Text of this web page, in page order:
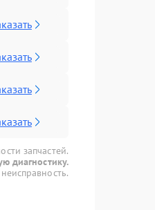
запчастей.
диагностику.